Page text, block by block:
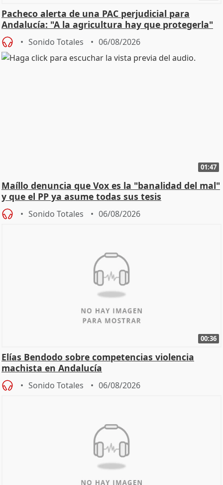
Pacheco alerta de una PAC perjudicial para
Andalucía: "A la agricultura hay que protegerla"
Sonido Totales 06/08/2026
01:47
Maíllo denuncia que Vox es la "banalidad del mal"
y que el PP ya asume todas sus tesis
Sonido Totales 06/08/2026
00:36
Elías Bendodo sobre competencias violencia
machista en Andalucía
Sonido Totales 06/08/2026